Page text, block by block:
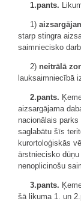
1.pants.
1)
starp stingra
saimniecisko
2) neitrālā
lauksaimniecībā
2.pants.
aizsargājama
nacionālais
saglabātu šīs
kurortoloģiskās
ārstniecisko
nenoplicinošu
3.pants.
šā likuma 1. un